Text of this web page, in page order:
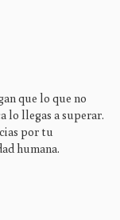
que lo que no
lo llegas a superar.
por tu
humana.